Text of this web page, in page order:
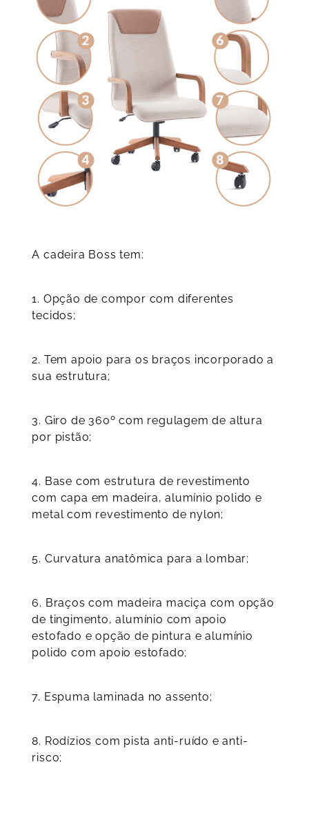
A cadeira Boss tem:
1. Opção de compor com diferentes
tecidos;
2. Tem apoio para os braços incorporado a
sua estrutura;
3. Giro de 360º com regulagem de altura
por pistão;
4. Base com estrutura de revestimento
com capa em madeira, alumínio polido e
metal com revestimento de nylon;
5. Curvatura anatômica para a lombar;
6. Braços com madeira maciça com opção
de tingimento, alumínio com apoio
estofado e opção de pintura e alumínio
polido com apoio estofado;
7. Espuma laminada no assento;
8. Rodízios com pista anti-ruído e anti-
risco;